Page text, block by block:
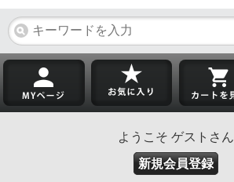
ようこそ ゲストさん
新規会員登録